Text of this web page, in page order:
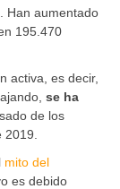
Han aumentado
195.470
activa, es decir,
se ha
de los
mito del
es debido